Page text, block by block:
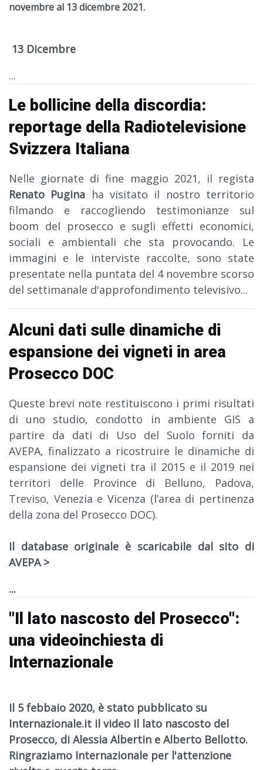
novembre al 13 dicembre 2021.
13 Dicembre
...
Le bollicine della discordia:
reportage della Radiotelevisione
Svizzera Italiana
Nelle giornate di fine maggio 2021, il regista
Renato Pugina ha visitato il nostro territorio
filmando e raccogliendo testimonianze sul
boom del prosecco e sugli effetti economici,
sociali e ambientali che sta provocando. Le
immagini e le interviste raccolte, sono state
presentate nella puntata del 4 novembre scorso
del settimanale d'approfondimento televisivo...
Alcuni dati sulle dinamiche di
espansione dei vigneti in area
Prosecco DOC
Queste brevi note restituiscono i primi risultati
di uno studio, condotto in ambiente GIS a
partire da dati di Uso del Suolo forniti da
AVEPA, finalizzato a ricostruire le dinamiche di
espansione dei vigneti tra il 2015 e il 2019 nei
territori delle Province di Belluno, Padova,
Treviso, Venezia e Vicenza (l’area di pertinenza
della zona del Prosecco DOC).
Il database originale è scaricabile dal sito di
AVEPA >
...
"Il lato nascosto del Prosecco":
una videoinchiesta di
Internazionale
Il 5 febbaio 2020, è stato pubblicato su
Internazionale.it il video Il lato nascosto del
Prosecco, di Alessia Albertin e Alberto Bellotto.
Ringraziamo Internazionale per l'attenzione